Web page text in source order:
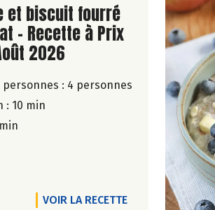
de la recette
et biscuit fourré
- Recette à Prix
2026
: 4 personnes
: 10 min
VOIR LA RECETTE